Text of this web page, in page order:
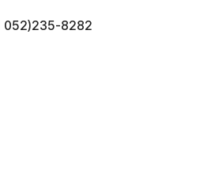
052)235-8282